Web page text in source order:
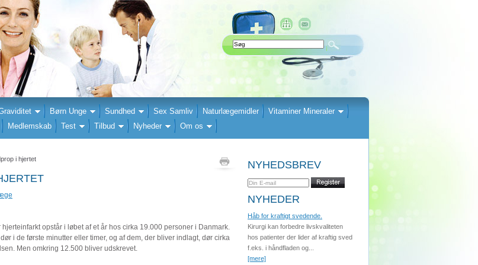
Børn Unge Sundhed Sex Samliv Naturlægemidler
Vitaminer Mineraler
Medlemskab Test Tilbud Nyheder Om os
i hjertet
opstår i løbet af et år hos cirka 19.000 personer i Danmark.
i de første minutter eller timer, og af dem, der bliver indlagt, dør cirka
Men omkring 12.500 bliver udskrevet.
NYHEDSBREV
NYHEDER
Håb for kraftigt svedende.
Kirurgi kan forbedre livskvaliteten
hos patienter der lider af kraftig sved
f.eks. i håndfladen og...
[mere]